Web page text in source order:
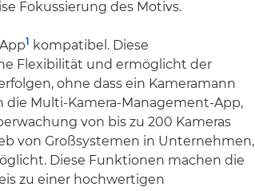
Fokussierung des Motivs.
1 kompatibel. Diese
Flexibilität und ermöglicht der
ohne dass ein Kameramann
Multi-Kamera-Management-App,
von bis zu 200 Kameras
von Großsystemen in Unternehmen,
Diese Funktionen machen die
zu einer hochwertigen